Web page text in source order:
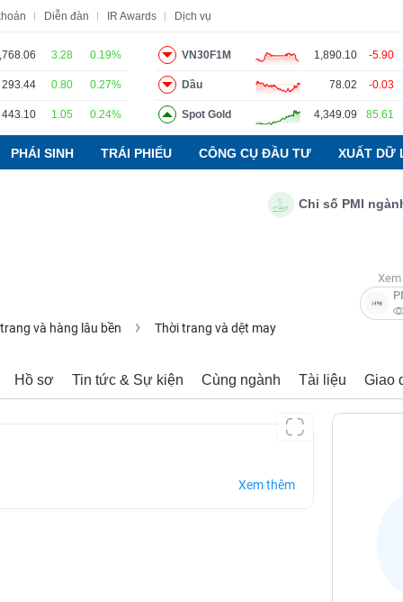
Diễn đàn IR Awards Dịch vụ
3.28 0.19%
293.44 0.80 0.27%
443.10 1.05 0.24%
VN30F1M 1,890.10 -5.90
Dầu 78.02 -0.03
Spot Gold 4,349.09 85.61
PHÁI SINH TRÁI PHIẾU CÔNG CỤ ĐẦU TƯ XUẤT DỮ
Chỉ số PMI ngành
và hàng lâu bền Thời trang và dệt may
Hồ sơ Tin tức & Sự kiện Cùng ngành Tài liệu Giao
Xem thêm
Báo cáo phân tích Thuật ngữ